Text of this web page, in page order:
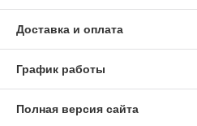
Доставка и оплата
График работы
Полная версия сайта